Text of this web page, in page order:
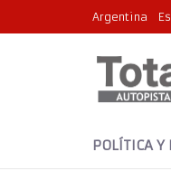
Argentina
POLÍTICA Y